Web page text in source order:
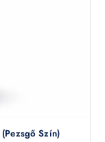
Szín)